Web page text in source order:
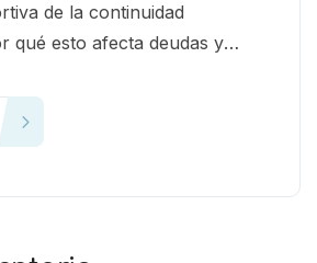
de la continuidad
qué esto afecta deudas y